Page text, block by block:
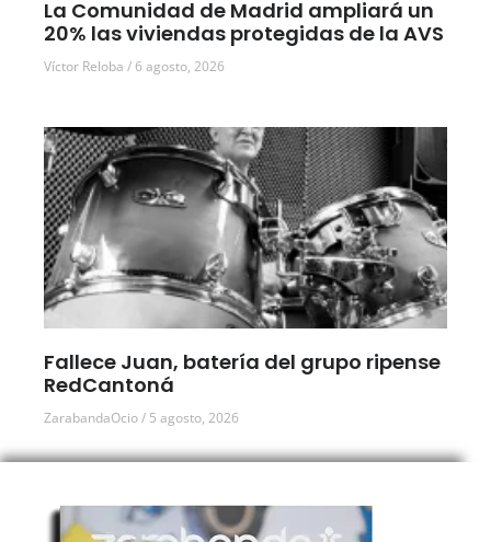
La Comunidad de Madrid ampliará un
20% las viviendas protegidas de la AVS
Víctor Reloba 6 agosto, 2026
Fallece Juan, batería del grupo ripense
RedCantoná
ZarabandaOcio 5 agosto, 2026